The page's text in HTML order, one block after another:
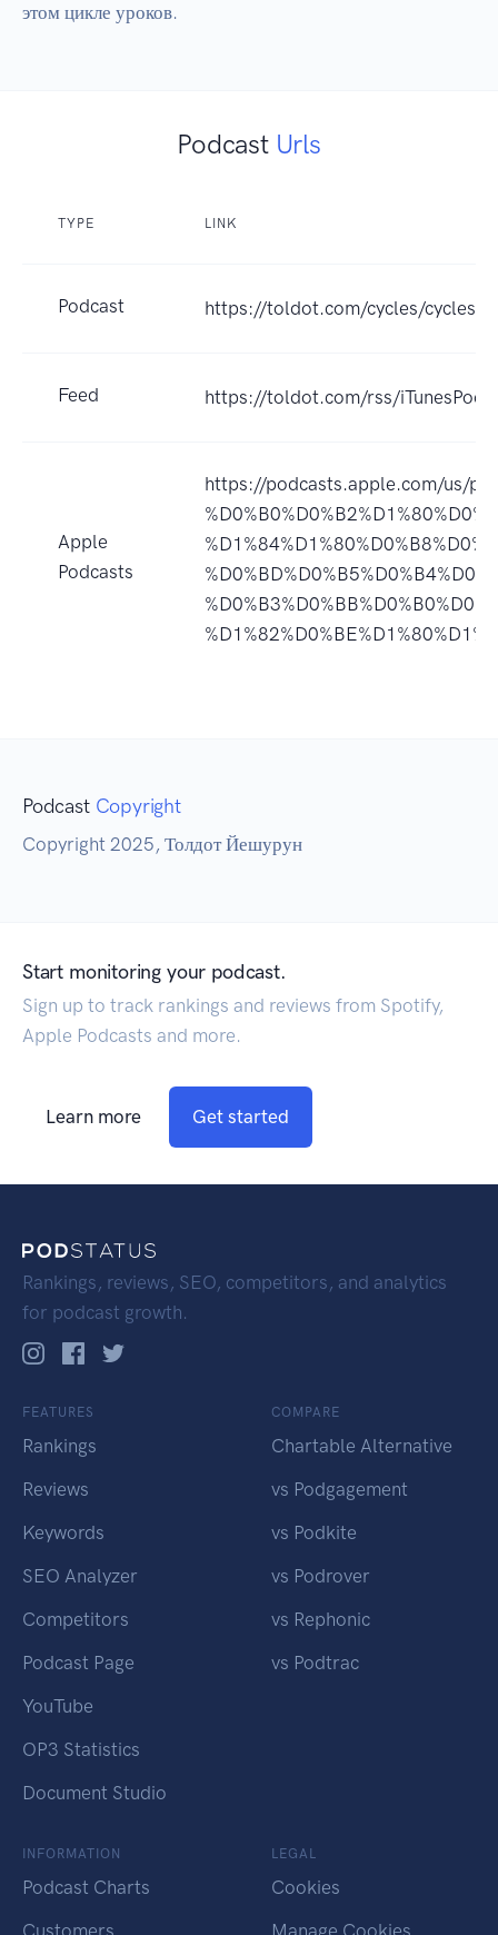
этом цикле уроков.
Podcast Urls
TYPE LINK
Podcast https://toldot.com/cycles/
Feed https://toldot.com/rss/
Apple
Podcasts
https://podcasts.apple.com/us/
Podcast Copyright
Copyright 2025, Толдот Йешурун
Start monitoring your podcast.
Sign up to track rankings and reviews from Spotify,
Apple Podcasts and more.
Learn more Get started
Rankings, reviews, SEO, competitors, and analytics
for podcast growth.
FEATURES
Rankings
Reviews
Keywords
SEO Analyzer
Competitors
Podcast Page
YouTube
OP3 Statistics
Document Studio
COMPARE
Chartable Alternative
vs Podgagement
vs Podkite
vs Podrover
vs Rephonic
vs Podtrac
INFORMATION
Podcast Charts
LEGAL
Cookies